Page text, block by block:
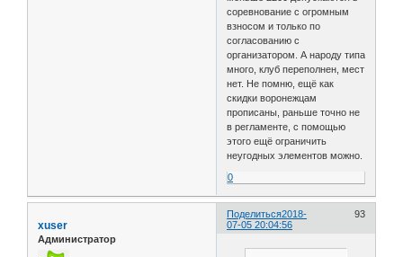
соревнование с огромным
взносом и только по
согласованию с
организатором. А народу типа
много, клуб переполнен, мест
нет. Не помню, ещё как
скидки воронежцам
прописаны, раньше точно не
в регламенте, с помощью
этого ещё ограничить
неугодных элементов можно.
0
Поделиться 93
2018-
07-05 20:04:56
xuser
Администратор